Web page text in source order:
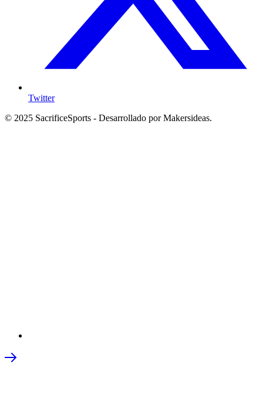
Twitter
© 2025 SacrificeSports - Desarrollado por Makersideas.